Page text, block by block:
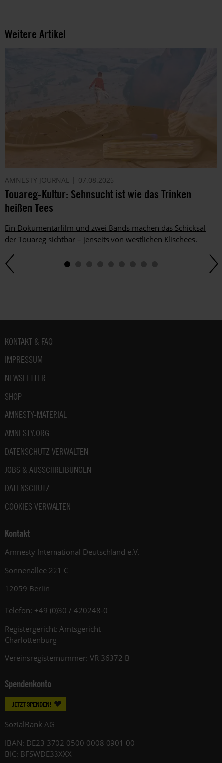
Weitere Artikel
AMNESTY JOURNAL 07.08.2026
Touareg-Kultur: Sehnsucht ist wie das Trinken
heißen Tees
Ein Dokumentarfilm und zwei Bands machen das Schicksal
der Touareg sichtbar – jenseits von westlichen Klischees.
Fußbereich
KONTAKT & FAQ
IMPRESSUM
NEWSLETTER
SHOP
AMNESTY-MATERIAL
AMNESTY.ORG
DATENSCHUTZ VERWALTEN
JOBS & AUSSCHREIBUNGEN
DATENSCHUTZ
COOKIES VERWALTEN
Kontakt
Amnesty International Deutschland e.V.
Sonnenallee 221 C
12059 Berlin
Telefon: +49 (0)30 / 420248-0
Registergericht: Amtsgericht
Charlottenburg
Vereinsregisternummer: VR 36372 B
Spendenkonto
JETZT SPENDEN!
SozialBank AG
IBAN: DE23 3702 0500 0008 0901 00
BIC: BFSWDE33XXX